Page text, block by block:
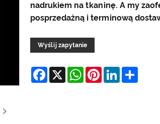
nadrukiem na tkaninę. A my
posprzedażną i terminową
Wyślij zapytanie
Facebook
X WhatsApp
Pinterest
LinkedIn
Share